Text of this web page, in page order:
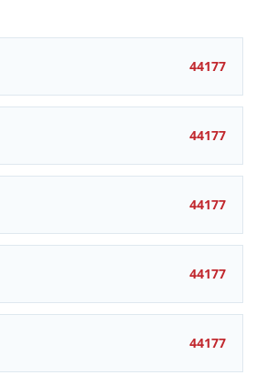
44177
44177
44177
44177
44177